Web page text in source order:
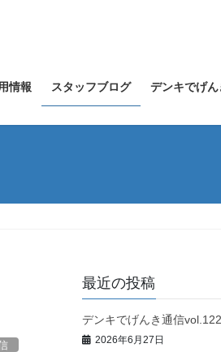
情報 スタッフブログ デンキでげ
最近の投稿
デンキでげんき通信vol.122
2026年6月27日